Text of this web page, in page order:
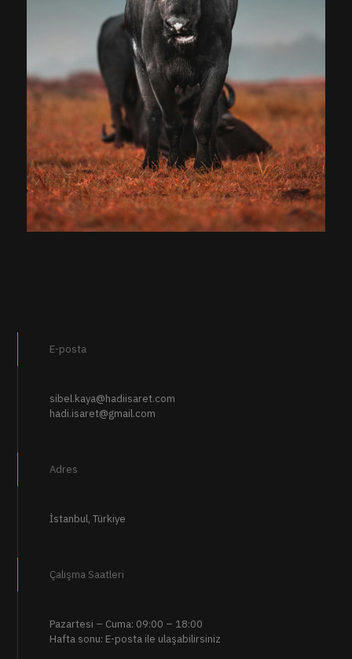
E-posta
sibel.kaya@hadiisaret.com
hadi.isaret@gmail.com
Adres
İstanbul, Türkiye
Çalışma Saatleri
Pazartesi – Cuma: 09:00 – 18:00
Hafta sonu: E-posta ile ulaşabilirsiniz